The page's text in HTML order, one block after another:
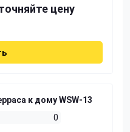
цену
к дому WSW-13
0